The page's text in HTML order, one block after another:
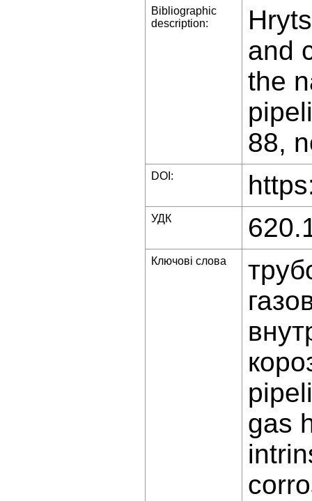
Bibliographic
description:
and
the
88,
DOI:
УДК
Ключові слова
gas